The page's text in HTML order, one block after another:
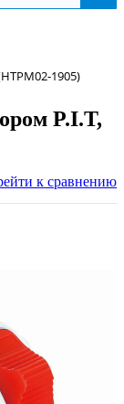
1905)
P.I.T,
к сравнению